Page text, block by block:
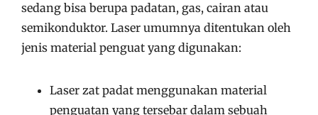
sedang bisa berupa padatan, gas, cairan atau
semikonduktor. Laser umumnya ditentukan oleh
jenis material penguat yang digunakan:
Laser zat padat menggunakan material
penguatan yang tersebar dalam sebuah